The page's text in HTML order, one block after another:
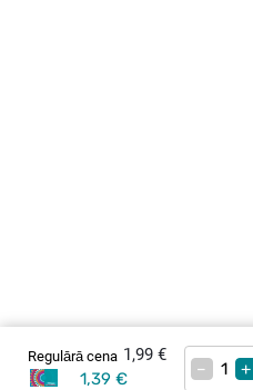
Regulārā cena 1,99 €
1,39 €
– +